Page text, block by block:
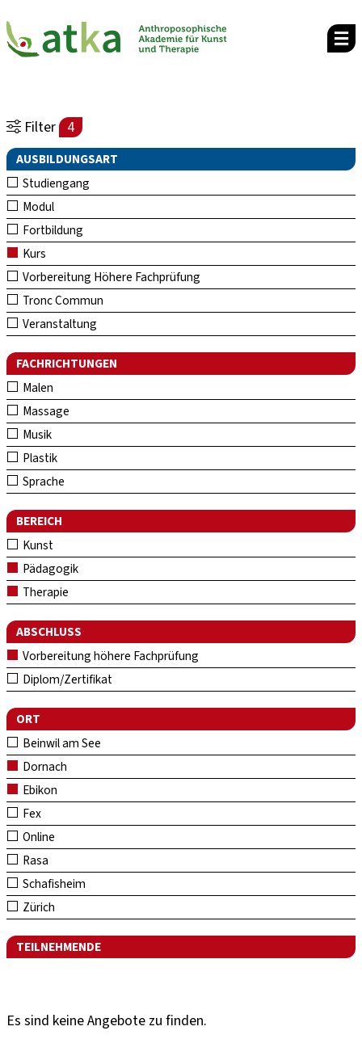
Filter 4
AUSBILDUNGSART
Studiengang
Modul
Fortbildung
Kurs
Vorbereitung Höhere Fachprüfung
Tronc Commun
Veranstaltung
FACHRICHTUNGEN
Malen
Massage
Musik
Plastik
Sprache
BEREICH
Kunst
Pädagogik
Therapie
ABSCHLUSS
Vorbereitung höhere Fachprüfung
Diplom/Zertifikat
ORT
Beinwil am See
Dornach
Ebikon
Fex
Online
Rasa
Schafisheim
Zürich
TEILNEHMENDE
Es sind keine Angebote zu finden.